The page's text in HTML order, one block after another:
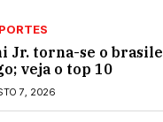
Jr. torna-se o
veja o top 10
7, 2026